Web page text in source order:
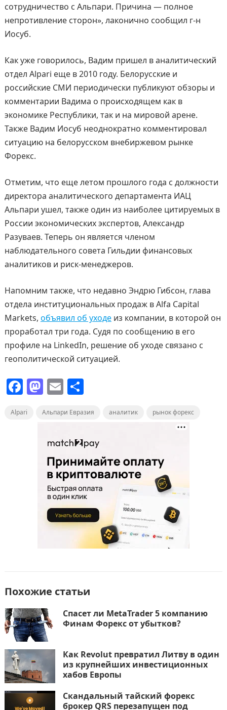
сотрудничество с Альпари. Причина — полное
непротивление сторон», лаконично сообщил г-н
Иосуб.
Как уже говорилось, Вадим пришел в аналитический
отдел Alpari еще в 2010 году. Белорусские и
российские СМИ периодически публикуют обзоры и
комментарии Вадима о происходящем как в
экономике Республики, так и на мировой арене.
Также Вадим Иосуб неоднократно комментировал
ситуацию на белорусском внебиржевом рынке
Форекс.
Отметим, что еще летом прошлого года с должности
директора аналитического департамента ИАЦ
Альпари ушел, также один из наиболее цитируемых в
России экономических экспертов, Александр
Разуваев. Теперь он является членом
наблюдательного совета Гильдии финансовых
аналитиков и риск-менеджеров.
Напомним также, что недавно Эндрю Гибсон, глава
отдела институциональных продаж в Alfa Capital
Markets, объявил об уходеиз компании, в которой он
проработал три года. Судя по сообщению в его
профиле на LinkedIn, решение об уходе связано с
геополитической ситуацией.
F
c
M
st
d
o
n
E
ai
О
п
а
в
и
т
ь
Alpari Альпари Евразия аналитик рынок форекс
Похожие статьи
Спасет ли MetaTrader 5 компанию
Финам Форекс от убытков?
Как Revolut превратил Литву в один
из крупнейших инвестиционных
хабов Европы
Скандальный тайский форекс
брокер QRS перезапущен под